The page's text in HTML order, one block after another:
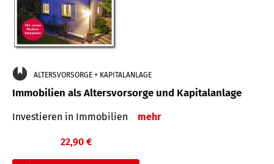
ALTERSVORSORGE + KAPITALANLAGE
Immobilien als Altersvorsorge und Kapitalanlage
Investieren in Immobilien mehr
22,90 €